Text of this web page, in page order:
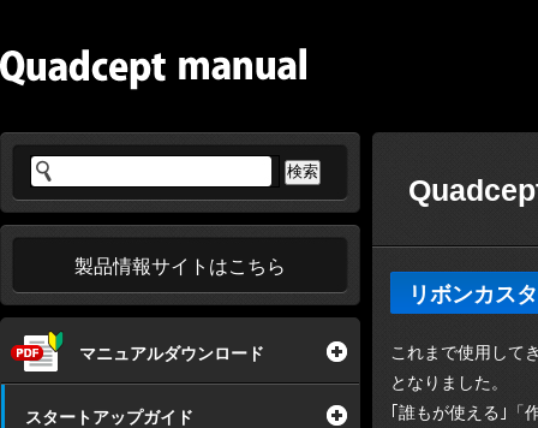
製品情報サイトはこちら
マニュアルダウンロード
スタートアップガイド
リボンカス
これまで使用して
となりました。
｢誰もが使える｣